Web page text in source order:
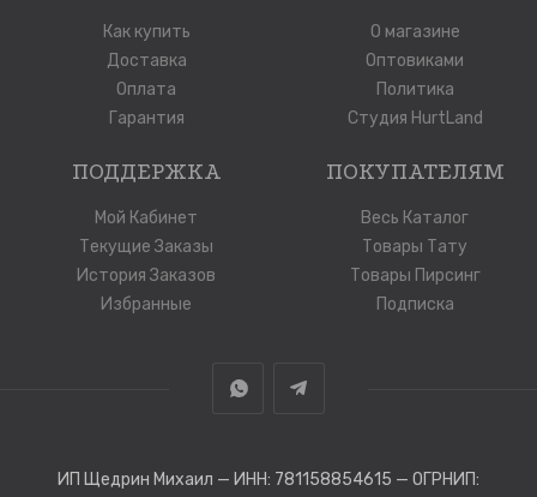
Как купить
Доставка
Оплата
Гарантия
О магазине
Оптовиками
Политика
Студия HurtLand
ПОДДЕРЖКА
Мой Кабинет
Текущие Заказы
История Заказов
Избранные
ПОКУПАТЕЛЯМ
Весь Каталог
Товары Тату
Товары Пирсинг
Подписка
ИП Щедрин Михаил — ИНН: 781158854615 — ОГРНИП: